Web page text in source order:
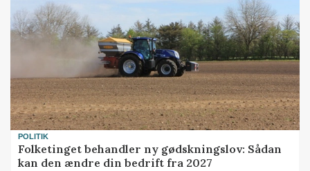
POLITIK
Folketinget behandler ny gødskningslov: Sådan
kan den ændre din bedrift fra 2027